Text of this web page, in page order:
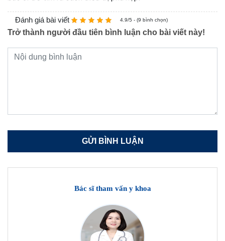
Đánh giá bài viết 4.9/5 - (9 bình chọn)
Trở thành người đầu tiên bình luận cho bài viết này!
Bác sĩ tham vấn y khoa